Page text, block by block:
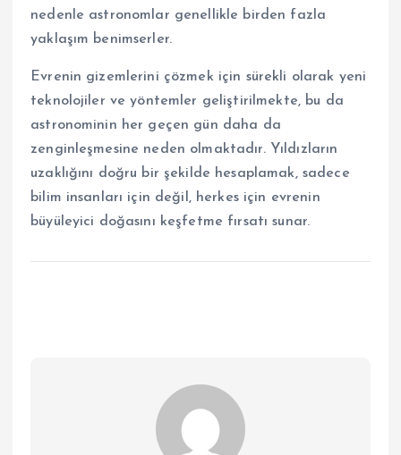
nedenle astronomlar genellikle birden fazla
yaklaşım benimserler.
Evrenin gizemlerini çözmek için sürekli olarak yeni
teknolojiler ve yöntemler geliştirilmekte, bu da
astronominin her geçen gün daha da
zenginleşmesine neden olmaktadır. Yıldızların
uzaklığını doğru bir şekilde hesaplamak, sadece
bilim insanları için değil, herkes için evrenin
büyüleyici doğasını keşfetme fırsatı sunar.